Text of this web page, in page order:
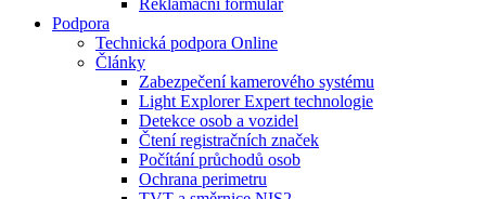
Reklamační formulář
Podpora
Technická podpora Online
Články
Zabezpečení kamerového systému
Light Explorer Expert technologie
Detekce osob a vozidel
Čtení registračních značek
Počítání průchodů osob
Ochrana perimetru